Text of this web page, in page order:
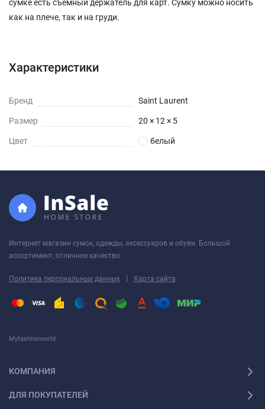
сумке есть съемный держатель для карт. Сумку можно носить
как на плече, так и на груди.
Характеристики
Бренд Saint Laurent
Размер 20 × 12 × 5
Цвет белый
Интернет магазин сумок, одежды, аксессуаров и обуви. Большой
ассортимент, отличное качество.
Политика персональных данных | Карта сайта
Myfashionworld
КОМПАНИЯ
ДЛЯ ПОКУПАТЕЛЕЙ